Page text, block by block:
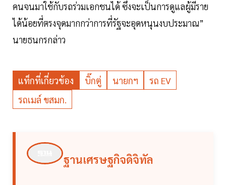
คนจนมาใช้กับรถร่วมเอกชนได้ ซึ่งจะเป็นการดูแลผู้มีราย
ได้น้อยที่ตรงจุดมากกว่าการที่รัฐจะอุดหนุนงบประมาณ”
นายธนกรกล่าว
แท็กที่เกี่ยวข้อง บิ๊กตู่ นายกฯ
รถ EV
รถเมล์ ขสมก.
ฐานเศรษฐกิจดิจิทัล